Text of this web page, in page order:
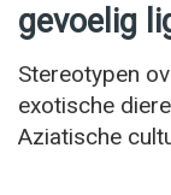
gevoelig
Stereotypen
exotische
Aziatische